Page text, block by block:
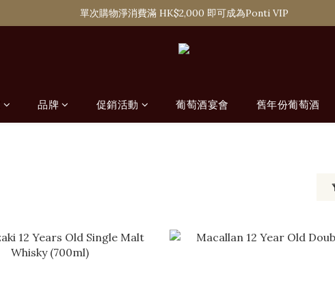
購滿 HK$1,800 即可享香港本地免費送貨服務，或選擇於6間分店免費自取
單次購物淨消費滿 HK$2,000 即可成為Ponti VIP
品牌 促銷活動 葡萄酒宴會 舊年份葡萄酒